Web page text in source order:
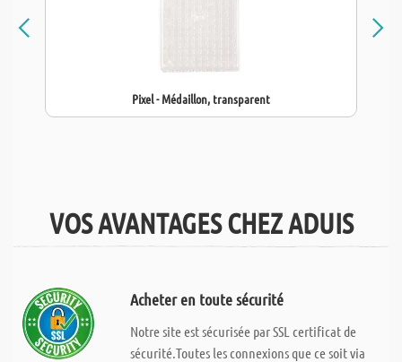
Pixel - Médaillon, transparent
VOS AVANTAGES CHEZ ADUIS
Acheter en toute sécurité
Notre site est sécurisée par SSL certificat de
sécurité.Toutes les connexions que ce soit via